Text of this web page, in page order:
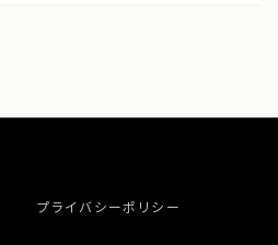
プライバシーポリシー